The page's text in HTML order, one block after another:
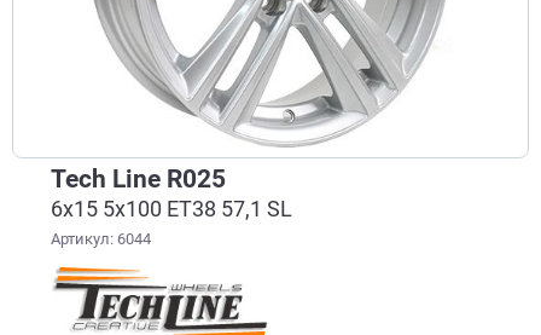
Tech Line R025
6x15 5x100 ET38 57,1 SL
Артикул: 6044